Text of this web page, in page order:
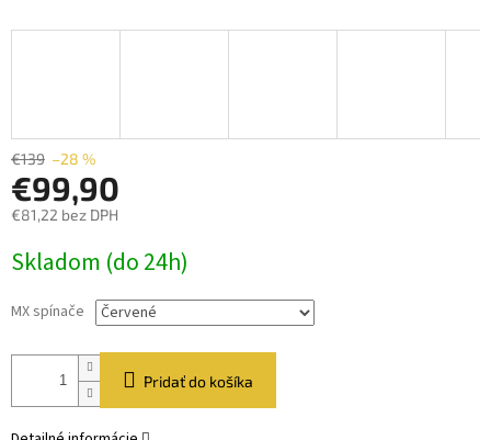
€139 –28 %
€99,90
€81,22 bez DPH
cena:
Skladom (do 24h)
MX spínače
Pridať do košíka